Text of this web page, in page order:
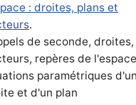
: droites, plans et
.
de seconde, droites,
repères de l'espace
paramétriques
et d'un plan